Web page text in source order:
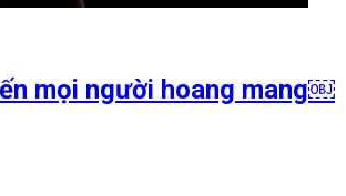
mọi người hoang mang￼